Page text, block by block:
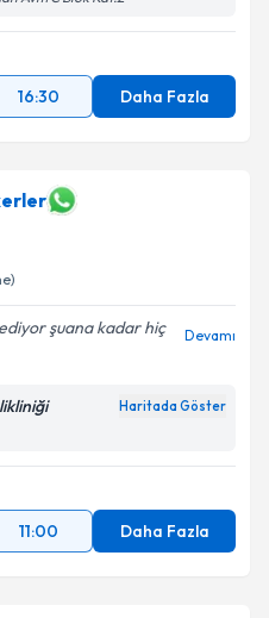
16:30 Daha Fazla
şuana kadar hiç
Devamı
Haritada Göster
11:00 Daha Fazla